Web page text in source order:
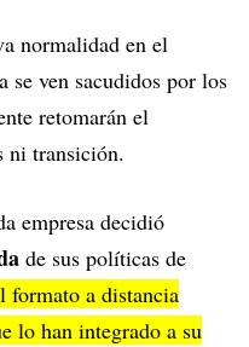
normalidad en el
se ven sacudidos por los
retomarán el
ni transición.
empresa decidió
de sus políticas de
formato a distancia
lo han integrado a su